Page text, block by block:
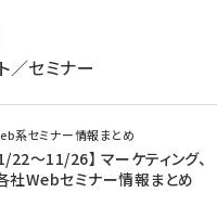
／セミナー
系セミナー情報まとめ
22～11/26】 マーケティング、
社Webセミナー情報まとめ